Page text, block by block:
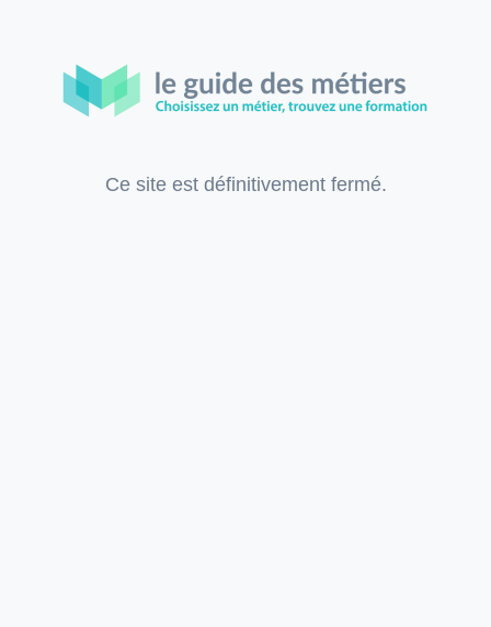
Ce site est définitivement fermé.